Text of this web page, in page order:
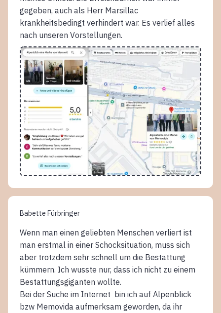
gegeben, auch als Herr Marsillac
krankheitsbedingt verhindert war. Es verlief alles
nach unseren Vorstellungen.
Babette Fürbringer
Wenn man einen geliebten Menschen verliert ist
man erstmal in einer Schocksituation, muss sich
aber trotzdem sehr schnell um die Bestattung
kümmern. Ich wusste nur, dass ich nicht zu einem
Bestattungsgiganten wollte.
Bei der Suche im Internet bin ich auf Alpenblick
bzw Memovida aufmerksam geworden, da ihr